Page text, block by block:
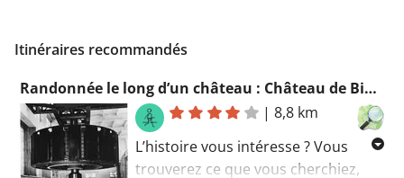
Itinéraires recommandés
Randonnée le long d’un château : Château de Biberstein
|8,8 km
L’histoire vous intéresse ? Vous
trouverez ce que vous cherchiez,